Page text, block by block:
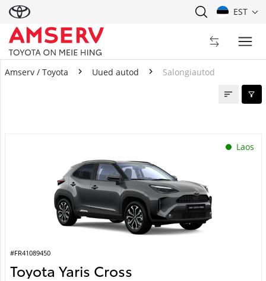
EST
Amserv / Toyota Uued autod Salongiautod
Laos
#FR41089450
Toyota Yaris Cross